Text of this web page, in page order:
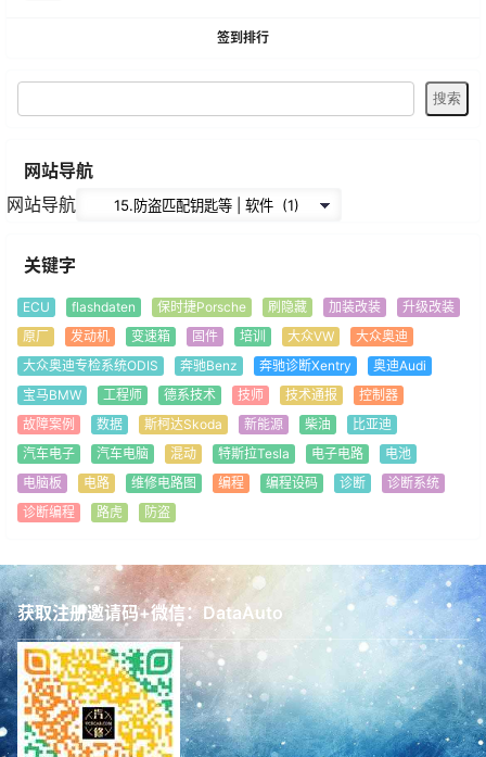
签到排行
网站导航
网站导航
关键字
ECU flashdaten 保时捷Porsche 刷隐藏 加装改装
升级改装
原厂
发动机 变速箱 固件 培训 大众VW
大众奥迪
大众奥迪专检系统ODIS
奔驰Benz 奔驰诊断Xentry
奥迪Audi
宝马BMW
工程师 德系技术 技师 技术通报
控制器
故障案例
数据 斯柯达Skoda 新能源 柴油
比亚迪
汽车电子
汽车电脑 混动 特斯拉Tesla 电子电路
电池
电脑板
电路 维修电路图 编程 编程设码 诊断
诊断系统
诊断编程
路虎 防盗
获取注册邀请码+微信：DataAuto